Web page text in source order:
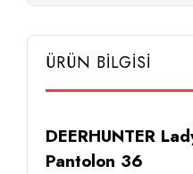
ÜRÜN BİLGİSİ
DEERHUNTER
Pantolon 36